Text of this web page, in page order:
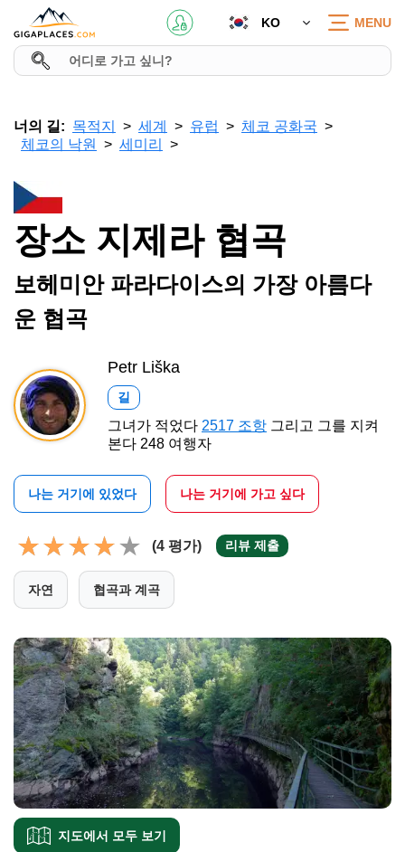
KO MENU
너의 길: 목적지 세계 유럽
체코 공화국
체코의 낙원
세미리
장소 지제라 협곡
보헤미안 파라다이스의 가장 아름다
운 협곡
Petr Liška
길
그녀가 적었다 2517 조항 그리고 그를 지켜
본다 248 여행자
나는 거기에 있었다 나는 거기에 가고 싶다
(4 평가) 리뷰 제출
자연 협곡과 계곡
지도에서 모두 보기